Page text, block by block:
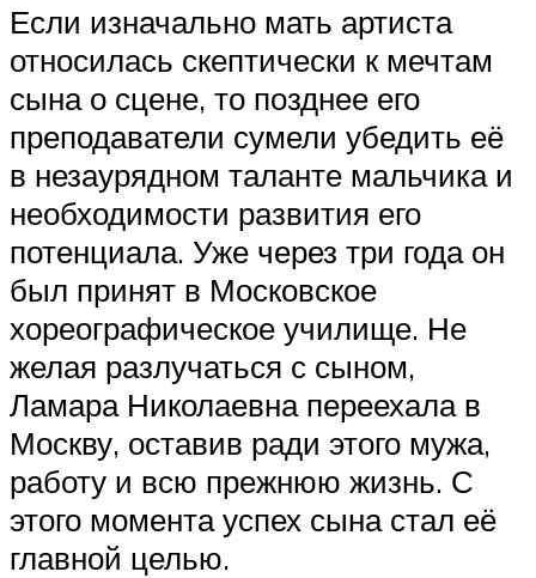
Если изначально мать артиста
относилась скептически к мечтам
сына о сцене, то позднее его
преподаватели сумели убедить её
в незаурядном таланте мальчика и
необходимости развития его
потенциала. Уже через три года он
был принят в Московское
хореографическое училище. Не
желая разлучаться с сыном,
Ламара Николаевна переехала в
Москву, оставив ради этого мужа,
работу и всю прежнюю жизнь. С
этого момента успех сына стал её
главной целью.